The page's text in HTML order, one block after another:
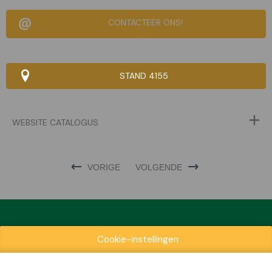
CONTACTEER ONS!
STAND 4155
WEBSITE CATALOGUS
VORIGE VOLGENDE
Exposantenlijst
Cookie-instellingen